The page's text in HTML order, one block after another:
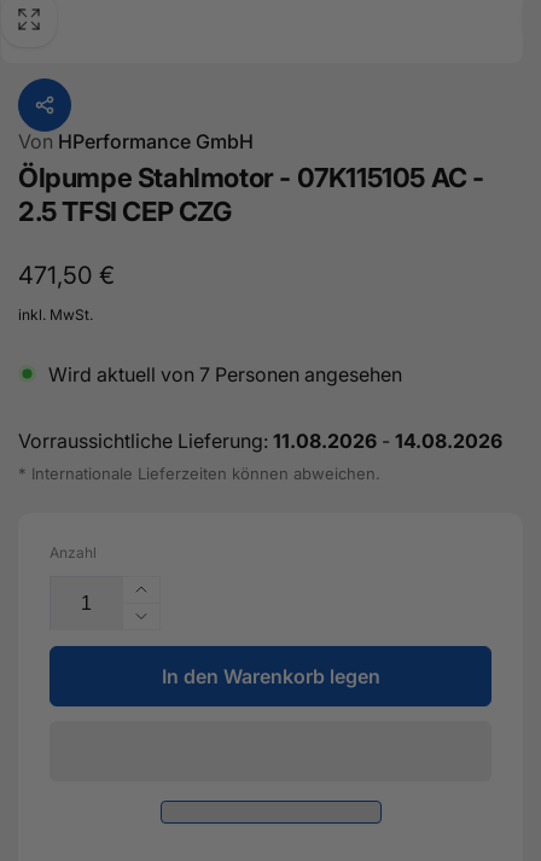
Von HPerformance GmbH
Ölpumpe Stahlmotor - 07K115105 AC -
2.5 TFSI CEP CZG
Normaler
Preis
471,50 €
inkl. MwSt.
Wird aktuell von 7 Personen angesehen
Vorraussichtliche Lieferung: 11.08.2026 - 14.08.2026
* Internationale Lieferzeiten können abweichen.
Anzahl
Erhöhe
die
Menge
für
Ölpumpe
AC
Verringere
die
Menge
für
07K115105
AC
In den Warenkorb legen